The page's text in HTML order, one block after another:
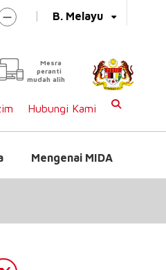
B. Melayu
|
Mesra
peranti
mudah alih
Hubungi Kami
Mengenai MIDA